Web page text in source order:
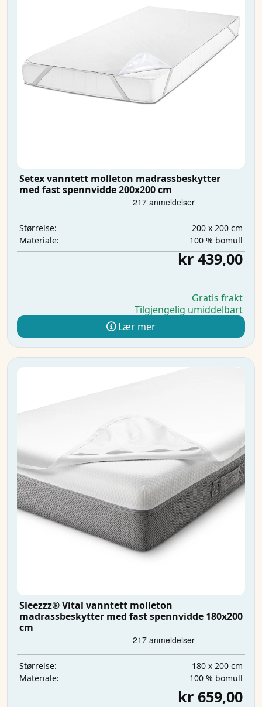
Setex vanntett molleton madrassbeskytter
med fast spennvidde 200x200 cm
Størrelse:
200 x 200 cm
Materiale:
100 % bomull
kr 439,00
Gratis frakt
Tilgjengelig umiddelbart
Lær mer
Sleezzz® Vital vanntett molleton
madrassbeskytter med fast spennvidde 180x200
cm
Størrelse:
180 x 200 cm
Materiale:
100 % bomull
kr 659,00